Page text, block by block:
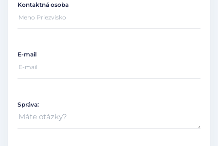
Kontaktná osoba
E-mail
Správa: